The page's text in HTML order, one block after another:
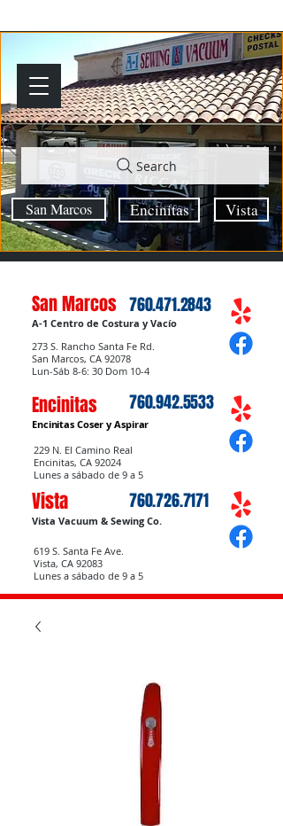
Vista
Encinitas
San Marcos
Search
760.471.2843
A-1 Centro de Costura y Vacío
273 S. Rancho Santa Fe Rd.
San Marcos, CA 92078
Lun-Sáb 8-6: 30 Dom 10-4
San Marcos
Encinitas
Encinitas Coser y Aspirar
760.942.5533
229 N. El Camino Real
Encinitas, CA 92024
Lunes a sábado de 9 a 5
Vista 760.726.7171
Vista Vacuum & Sewing Co.
619 S. Santa Fe Ave.
Vista, CA 92083
Lunes a sábado de 9 a 5